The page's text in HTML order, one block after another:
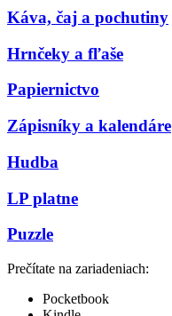
Káva, čaj a pochutiny
Hrnčeky a fľaše
Papiernictvo
Zápisníky a kalendáre
Hudba
LP platne
Puzzle
Prečítate na zariadeniach:
Pocketbook